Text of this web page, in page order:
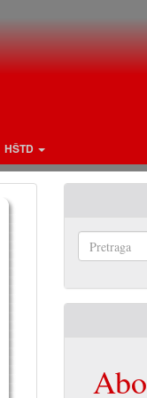
HŠTD
Abo